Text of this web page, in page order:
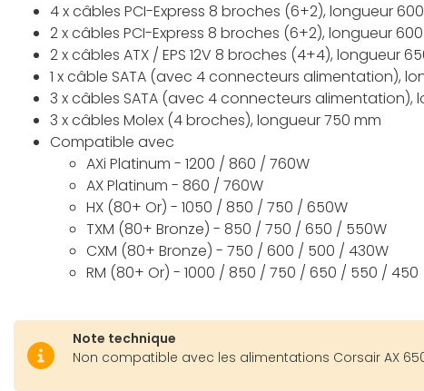
4 x câbles PCI-Express 8 broches (6+2), longueur
2 x câbles PCI-Express 8 broches (6+2), longueur
2 x câbles ATX / EPS 12V 8 broches (4+4), longueur
1 x câble SATA (avec 4 connecteurs alimentation),
3 x câbles SATA (avec 4 connecteurs alimentation),
3 x câbles Molex (4 broches), longueur 750 mm
Compatible avec
AXi Platinum - 1200 / 860 / 760W
AX Platinum - 860 / 760W
HX (80+ Or) - 1050 / 850 / 750 / 650W
TXM (80+ Bronze) - 850 / 750 / 650 / 550W
CXM (80+ Bronze) - 750 / 600 / 500 / 430W
RM (80+ Or) - 1000 / 850 / 750 / 650 / 550 / 450
Note technique
Non compatible avec les alimentations Corsair AX